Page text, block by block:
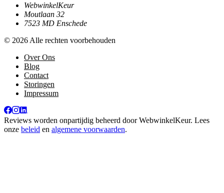
WebwinkelKeur
Moutlaan 32
7523 MD Enschede
© 2026 Alle rechten voorbehouden
Over Ons
Blog
Contact
Storingen
Impressum
Reviews worden onpartijdig beheerd doorWebwinkelKeur. Lees
onze beleid en algemene voorwaarden.